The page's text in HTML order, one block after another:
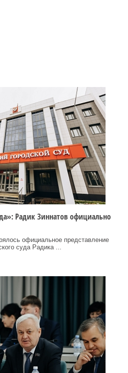
Радик Зиннатов официально
официальное представление
суда Радика ...